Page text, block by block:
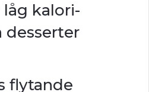
kalori-
desserter
flytande